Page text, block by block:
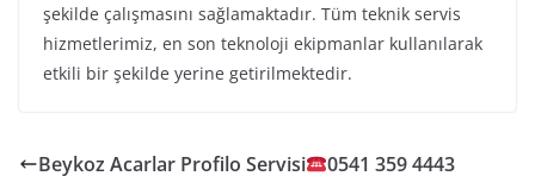
şekilde çalışmasını sağlamaktadır. Tüm teknik servis
hizmetlerimiz, en son teknoloji ekipmanlar kullanılarak
etkili bir şekilde yerine getirilmektedir.
Beykoz Acarlar Profilo Servisi
0541 359 4443